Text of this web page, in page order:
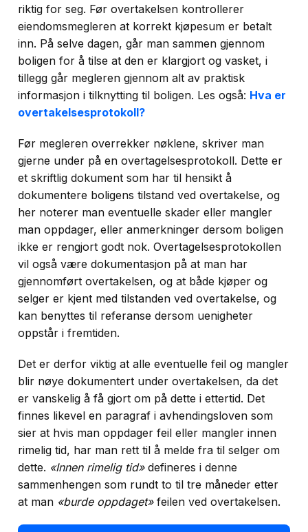
riktig for seg. Før overtakelsen kontrollerer
eiendomsmegleren at korrekt kjøpesum er betalt
inn. På selve dagen, går man sammen gjennom
boligen for å tilse at den er klargjort og vasket, i
tillegg går megleren gjennom alt av praktisk
informasjon i tilknytting til boligen. Les også: Hva er
overtakelsesprotokoll?
Før megleren overrekker nøklene, skriver man
gjerne under på en overtagelsesprotokoll. Dette er
et skriftlig dokument som har til hensikt å
dokumentere boligens tilstand ved overtakelse, og
her noterer man eventuelle skader eller mangler
man oppdager, eller anmerkninger dersom boligen
ikke er rengjort godt nok. Overtagelsesprotokollen
vil også være dokumentasjon på at man har
gjennomført overtakelsen, og at både kjøper og
selger er kjent med tilstanden ved overtakelse, og
kan benyttes til referanse dersom uenigheter
oppstår i fremtiden.
Det er derfor viktig at alle eventuelle feil og mangler
blir nøye dokumentert under overtakelsen, da det
er vanskelig å få gjort om på dette i ettertid. Det
finnes likevel en paragraf i avhendingsloven som
sier at hvis man oppdager feil eller mangler innen
rimelig tid, har man rett til å melde fra til selger om
dette. «Innen rimelig tid»defineres i denne
sammenhengen som rundt to til tre måneder etter
at man «burde oppdaget» feilen ved overtakelsen.